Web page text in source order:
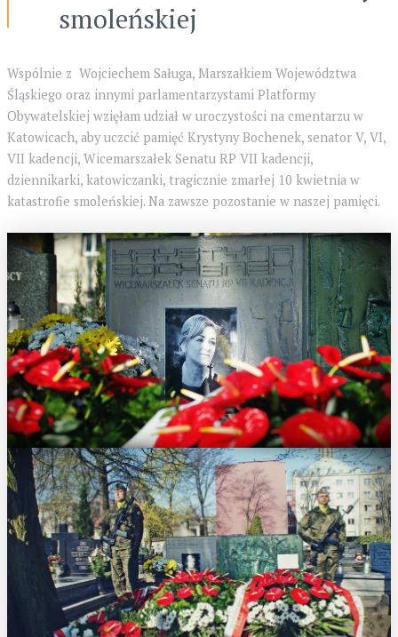
smoleńskiej
Wspólnie z Wojciechem Saługa, Marszałkiem Województwa
Śląskiego oraz innymi parlamentarzystami Platformy
Obywatelskiej wzięłam udział w uroczystości na cmentarzu w
Katowicach, aby uczcić pamięć Krystyny Bochenek, senator V, VI,
VII kadencji, Wicemarszałek Senatu RP VII kadencji,
dziennikarki, katowiczanki, tragicznie zmarłej 10 kwietnia w
katastrofie smoleńskiej. Na zawsze pozostanie w naszej pamięci.